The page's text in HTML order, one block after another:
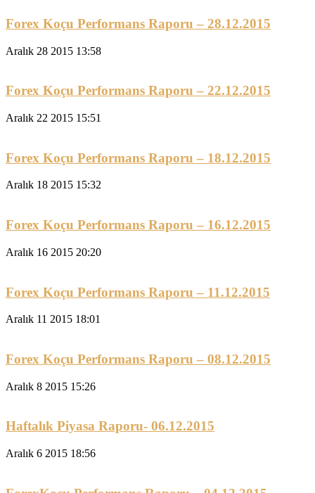
Forex Koçu Performans Raporu – 28.12.2015
Aralık 28 2015 13:58
Forex Koçu Performans Raporu – 22.12.2015
Aralık 22 2015 15:51
Forex Koçu Performans Raporu – 18.12.2015
Aralık 18 2015 15:32
Forex Koçu Performans Raporu – 16.12.2015
Aralık 16 2015 20:20
Forex Koçu Performans Raporu – 11.12.2015
Aralık 11 2015 18:01
Forex Koçu Performans Raporu – 08.12.2015
Aralık 8 2015 15:26
Haftalık Piyasa Raporu- 06.12.2015
Aralık 6 2015 18:56